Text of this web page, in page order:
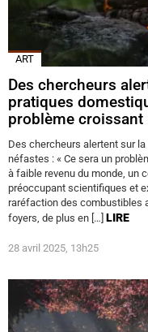
ART
Des chercheurs
pratiques
problème croissant
Des chercheurs alertent sur
néfastes : « Ce sera un
à faible revenu du monde, un
préoccupant scientifiques et
raréfaction des combustibles
foyers, de plus en […] LIRE
28 avril 2025, 13h25